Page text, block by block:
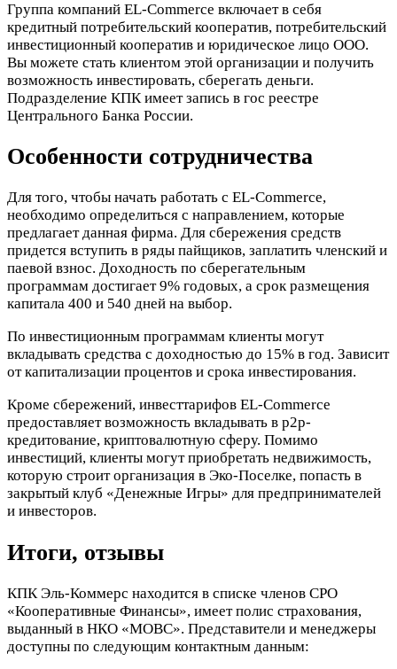
Группа компаний EL-Commerce включает в себя
кредитный потребительский кооператив, потребительский
инвестиционный кооператив и юридическое лицо ООО.
Вы можете стать клиентом этой организации и получить
возможность инвестировать, сберегать деньги.
Подразделение КПК имеет запись в гос реестре
Центрального Банка России.
Особенности сотрудничества
Для того, чтобы начать работать с EL-Commerce,
необходимо определиться с направлением, которые
предлагает данная фирма. Для сбережения средств
придется вступить в ряды пайщиков, заплатить членский и
паевой взнос. Доходность по сберегательным
программам достигает 9% годовых, а срок размещения
капитала 400 и 540 дней на выбор.
По инвестиционным программам клиенты могут
вкладывать средства с доходностью до 15% в год. Зависит
от капитализации процентов и срока инвестирования.
Кроме сбережений, инвесттарифов EL-Commerce
предоставляет возможность вкладывать в p2p-
кредитование, криптовалютную сферу. Помимо
инвестиций, клиенты могут приобретать недвижимость,
которую строит организация в Эко-Поселке, попасть в
закрытый клуб «Денежные Игры» для предпринимателей
и инвесторов.
Итоги, отзывы
КПК Эль-Коммерс находится в списке членов СРО
«Кооперативные Финансы», имеет полис страхования,
выданный в НКО «МОВС». Представители и менеджеры
доступны по следующим контактным данным: